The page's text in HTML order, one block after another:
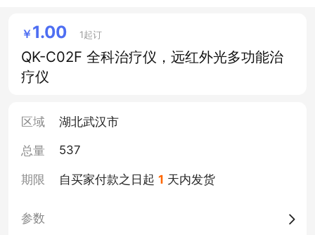
￥ 1.00 1起订
QK-C02F 全科治疗仪，远红外光多功能治
疗仪
区域 湖北武汉市
总量 537
期限 自买家付款之日起1 天内发货
参数